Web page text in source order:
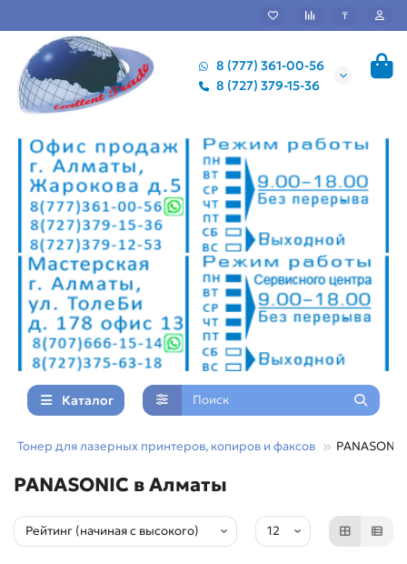
₸
8 (777) 361-00-56
8 (727) 379-15-36
Каталог
Тонер для лазерных принтеров, копиров и факсов PANASONIC
PANASONIC в Алматы